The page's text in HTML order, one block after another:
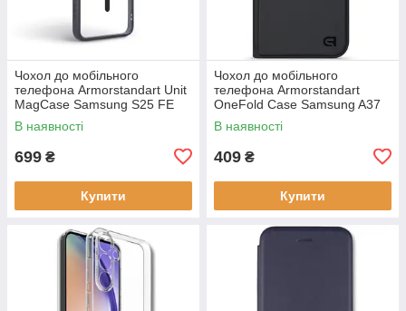
Чохол до мобільного
телефона Armorstandart Unit
MagCase Samsung S25 FE
5G Black (ARM89156)
В наявності
699 ₴
Купити
Чохол до мобільного
телефона Armorstandart
OneFold Case Samsung A37
5G Black (ARM89718)
В наявності
409 ₴
Купити